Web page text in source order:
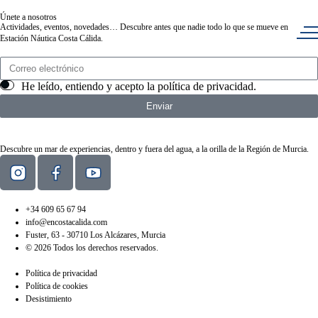
Únete a nosotros
Actividades, eventos, novedades… Descubre antes que nadie todo lo que se mueve en
Estación Náutica Costa Cálida.
He leído, entiendo y acepto la política de privacidad.
Enviar
Descubre un mar de experiencias, dentro y fuera del agua, a la orilla de la Región de Murcia.
+34 609 65 67 94
info@encostacalida.com
Fuster, 63 - 30710 Los Alcázares, Murcia
© 2026 Todos los derechos reservados.
Política de privacidad
Política de cookies
Desistimiento